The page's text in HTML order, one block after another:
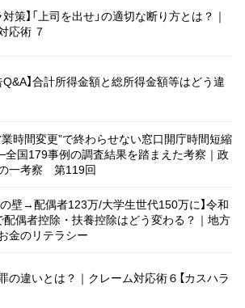
対策】「上司を出せ」の適切な断り方とは？｜
応術 ７
Q&A】合計所得金額と総所得金額等はどう違
時間変更”で終わらせない窓口開庁時間短縮
全国179事例の調査結果を踏まえた考察｜政
一考察 第119回
の壁→配偶者123万/大学生世代150万に】令和
配偶者控除・扶養控除はどう変わる？｜地方
金のリテラシー
の違いとは？｜クレーム対応術６【カスハラ